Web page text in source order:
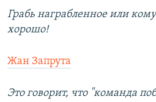
Грабь награбленное или
хорошо!
Жан Запрута
Это говорит, что "команда